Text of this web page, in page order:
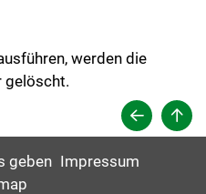
werden die
gelöscht.
geben Impressum